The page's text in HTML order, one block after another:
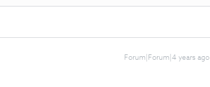
Forum|Forum|4 years ago